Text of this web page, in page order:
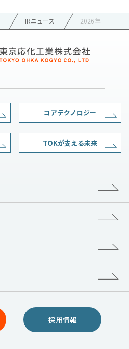
IRニュース 2026年
採用情報
コアテクノロジー
TOKが支える未来